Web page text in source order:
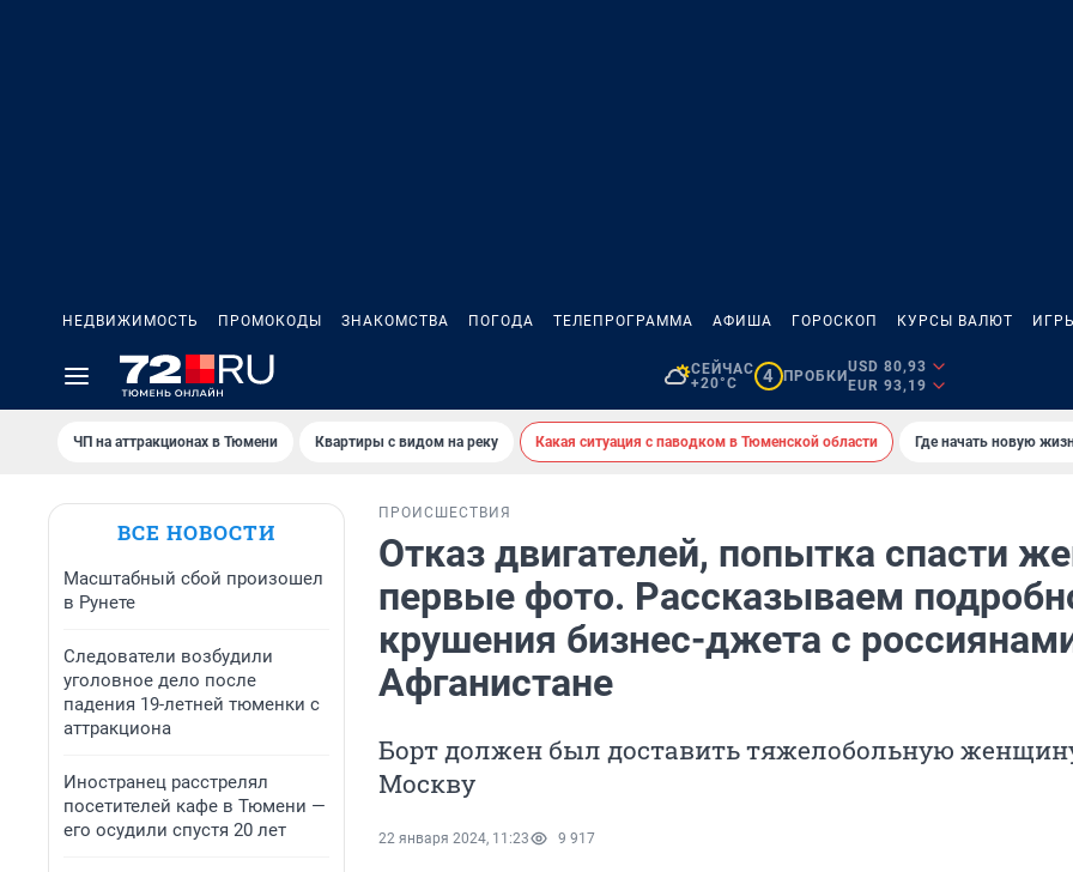
НЕДВИЖИМОСТЬ ПРОМОКОДЫ ЗНАКОМСТВА ПОГОДА ТЕЛЕПРОГРАММА АФИША ГОРОСКОП КУРСЫ ВАЛЮТ
СЕЙЧАС
+20°C
4 ПРОБКИ
USD 80,93
EUR 93,19
ЧП на аттракционах в Тюмени Квартиры с видом на реку Какая ситуация с паводком в Тюменской области Где начать новую
ВСЕ НОВОСТИ
Масштабный сбой произошел
в Рунете
Следователи возбудили
уголовное дело после
падения 19-летней тюменки с
аттракциона
Иностранец расстрелял
посетителей кафе в Тюмени —
его осудили спустя 20 лет
ПРОИСШЕСТВИЯ
Отказ двигателей, попытка спасти
первые фото. Рассказываем
крушения бизнес-джета с
Афганистане
Борт должен был доставить тяжелобольную
Москву
22 января 2024, 11:23 9 917